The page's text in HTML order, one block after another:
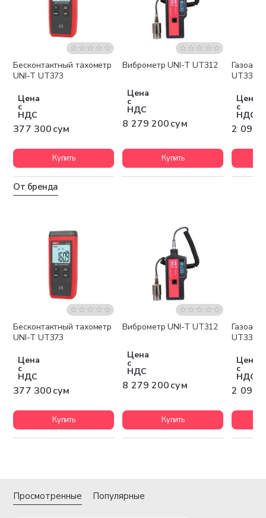
Бесконтактный тахометр
UNI-T UT373
Цена
с
НДС
377 300 сум
Купить
Бесплатная доставка
Виброметр UNI-T UT312
Цена
с
НДС
8 279 200 сум
Купить
UT334E
Цена
с
НДС
2 096
От бренда
Бесконтактный тахометр
UNI-T UT373
Цена
с
НДС
377 300 сум
Купить
Бесплатная доставка
Виброметр UNI-T UT312
Цена
с
НДС
8 279 200 сум
Купить
UT334E
Цена
с
НДС
2 096
Просмотренные Популярные